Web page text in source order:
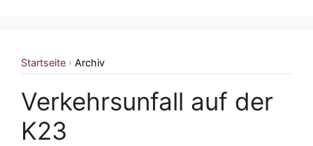
Startseite › Archiv
Verkehrsunfall auf der
K23